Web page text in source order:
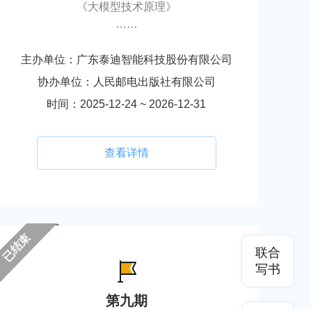
联合
写书
《大模型技术原理》
……
主办单位：广东泰迪智能科技股份有限公司
协办单位：人民邮电出版社有限公司
时间：2025-12-24 ~ 2026-12-31
查看详情
第九期
已结束